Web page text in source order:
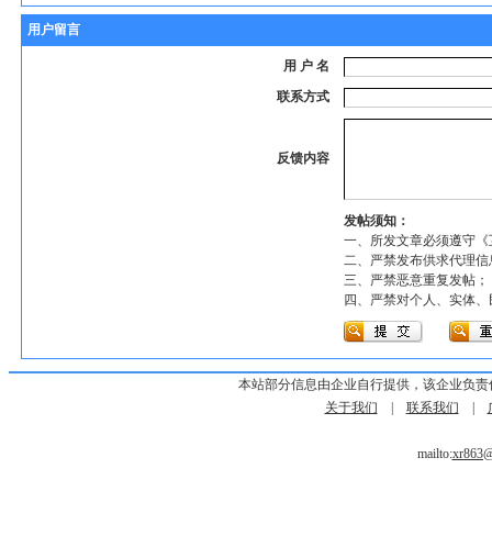
用户留言
用 户 名
联系方式
反馈内容
发帖须知：
一、所发文章必须遵守
二、严禁发布供求代理
三、严禁恶意重复发帖；
四、严禁对个人、实体
本站部分信息由企业自行提供，该企业负
关于我们
联系我们
mailto: